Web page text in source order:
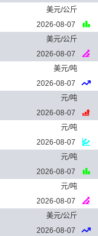
美元/公斤
2026-08-07
美元/公斤
2026-08-07
美元/吨
2026-08-07
元/吨
2026-08-07
元/吨
2026-08-07
元/吨
2026-08-07
元/吨
2026-08-07
美元/公斤
2026-08-07